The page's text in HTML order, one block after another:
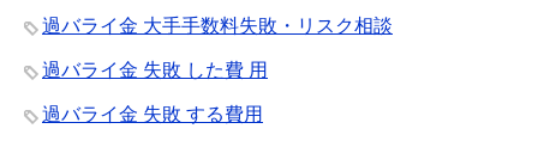
過バライ金 大手手数料失敗・リスク相談
過バライ金 失敗 した費 用
過バライ金 失敗 する費用